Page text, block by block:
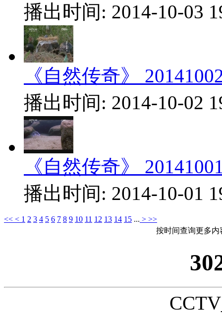
播出时间: 2014-10-03
《自然传奇》
播出时间: 2014-10-02
《自然传奇》
播出时间: 2014-10-01
<< < 1 2 3 4 5 6 7 8 9 10 11 12 13 14 15 ... > >>
按时间查询更多内